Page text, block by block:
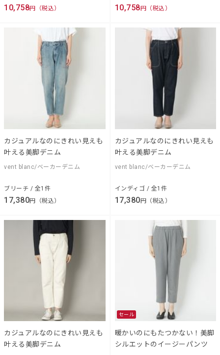
10,758円（税込） 10,758 円（税込）
カジュアルなのにきれい見えも
叶える美脚デニム
vent blanc/ベーカーデニム
ブリーチ / 全1件
17,380円（税込）
カジュアルなのにきれい見えも
叶える美脚デニム
vent blanc/ベーカーデニム
インディゴ / 全1件
17,380円（税込）
カジュアルなのにきれい見えも
叶える美脚デニム
セール
暖かいのにもたつかない！美脚
シルエットのイージーパンツ